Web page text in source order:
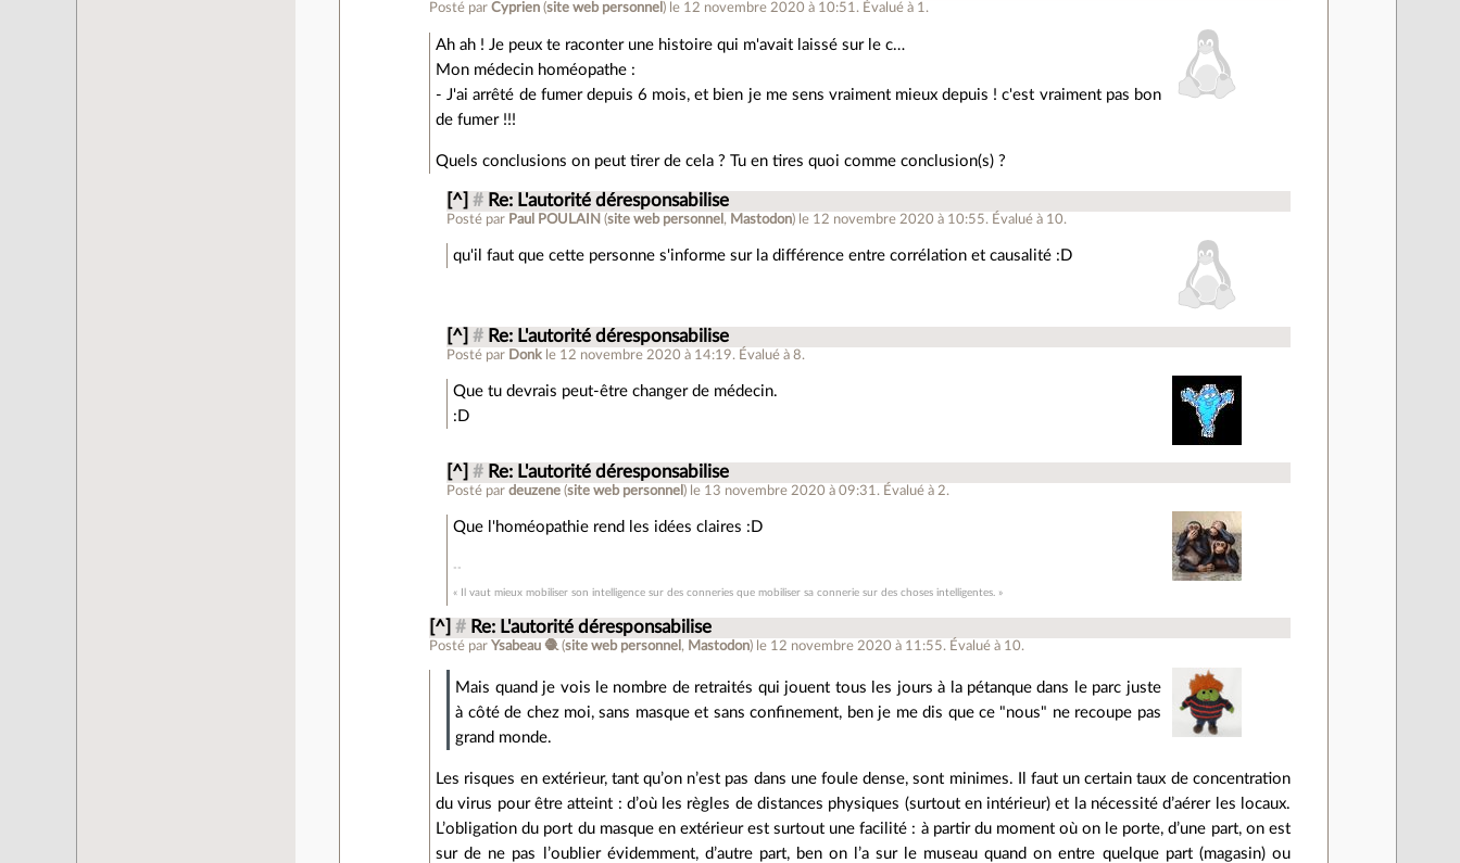
Posté parCyprien (site web personnel ) le 12 novembre 2020 à 10:51. Évalué à 1.
Ah ah ! Je peux te raconter une histoire qui m'avait laissé sur le c…
Mon médecin homéopathe :
- J'ai arrêté de fumer depuis 6 mois, et bien je me sens vraiment mieux depuis ! c'est vraiment pas bon
de fumer !!!
Quels conclusions on peut tirer de cela ? Tu en tires quoi comme conclusion(s) ?
[^] # Re: L'autorité déresponsabilise
Posté par Paul POULAIN (site web personnel , Mastodon) le 12 novembre 2020 à 10:55. Évalué à 10.
qu'il faut que cette personne s'informe sur la différence entre corrélation et causalité :D
[^] # Re: L'autorité déresponsabilise
Posté par Donk le 12 novembre 2020 à 14:19. Évalué à8.
Que tu devrais peut-être changer de médecin.
:D
[^] # Re: L'autorité déresponsabilise
Posté pardeuzene (site web personnel ) le 13 novembre 2020 à 09:31 . Évalué à 2.
Que l'homéopathie rend les idées claires :D
« Il vaut mieux mobiliser son intelligence sur des conneries que mobiliser sa connerie sur des choses intelligentes. »
[^] # Re: L'autorité déresponsabilise
Posté parYsabeau 🧶 (site web personnel , Mastodon) le 12 novembre 2020 à 11:55. Évalué à 10.
Mais quand je vois le nombre de retraités qui jouent tous les jours à la pétanque dans le parc juste
à côté de chez moi, sans masque et sans confinement, ben je me dis que ce "nous" ne recoupe pas
grand monde.
Les risques en extérieur, tant qu’on n’est pas dans une foule dense, sont minimes. Il faut un certain taux de concentration
du virus pour être atteint : d’où les règles de distances physiques (surtout en intérieur) et la nécessité d’aérer les locaux.
L’obligation du port du masque en extérieur est surtout une facilité : à partir du moment où on le porte, d’une part, on est
sur de ne pas l’oublier évidemment, d’autre part, ben on l’a sur le museau quand on entre quelque part (magasin) ou